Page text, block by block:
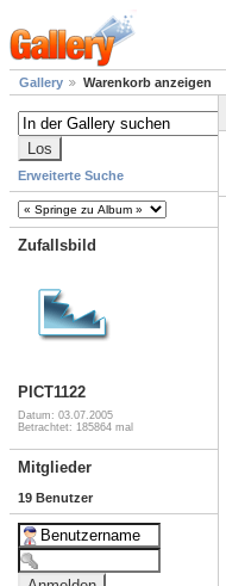
Gallery Warenkorb anzeigen
Erweiterte Suche
Zufallsbild
PICT1122
Datum: 03.07.2005
Betrachtet: 185864 mal
Mitglieder
19 Benutzer